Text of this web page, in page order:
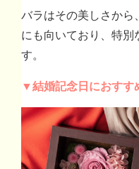
バラはその美しさから
にも向いており、特別
す。
▼結婚記念日におすす